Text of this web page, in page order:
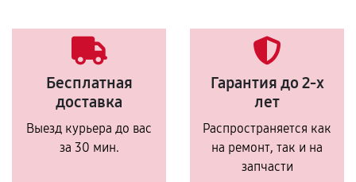
Бесплатная
доставка
Выезд курьера до вас
за 30 мин.
Гарантия до 2-х
лет
Распространяется как
на ремонт, так и на
запчасти